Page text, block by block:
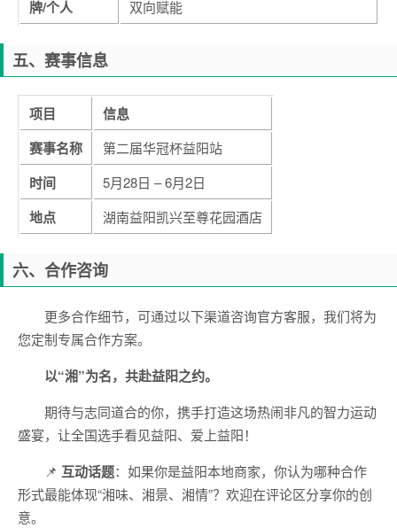
牌/个人 双向赋能
五、赛事信息
项目
信息
赛事名称
第二届华冠杯益阳站
时间 5月28日 – 6月2日
地点 湖南益阳凯兴至尊花园酒店
六、合作咨询
更多合作细节，可通过以下渠道咨询官方客服，我们将为
您定制专属合作方案。
以“湘”为名，共赴益阳之约。
期待与志同道合的你，携手打造这场热闹非凡的智力运动
盛宴，让全国选手看见益阳、爱上益阳！
📌 互动话题：如果你是益阳本地商家，你认为哪种合作
形式最能体现“湘味、湘景、湘情”？欢迎在评论区分享你的创
意。